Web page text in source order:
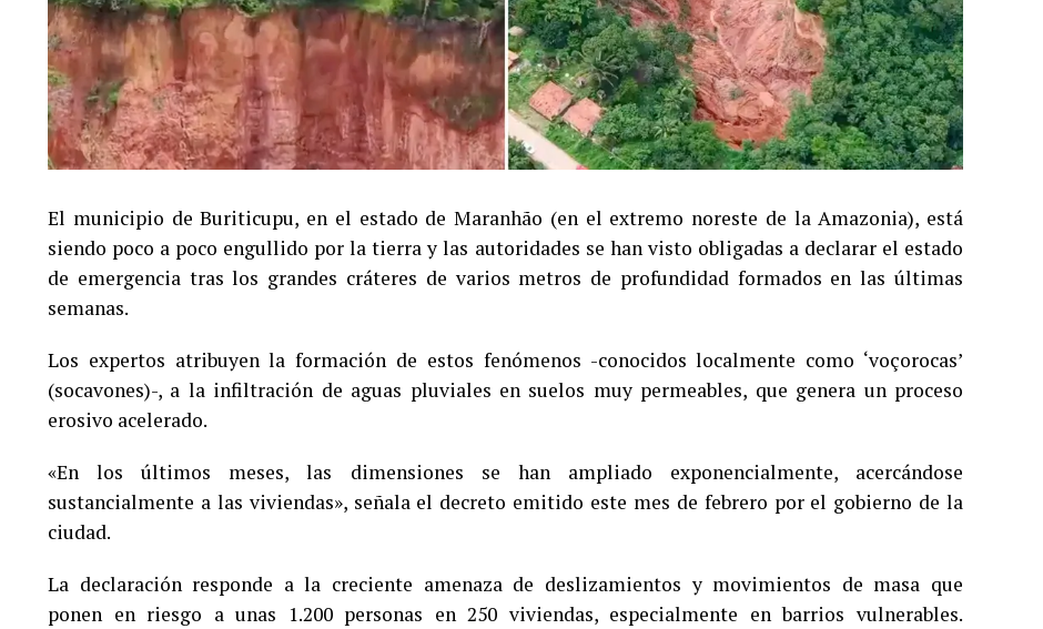
El municipio de Buriticupu, en el estado de Maranhão (en el extremo noreste de la Amazonia), está
siendo poco a poco engullido por la tierra y las autoridades se han visto obligadas a declarar el estado
de emergencia tras los grandes cráteres de varios metros de profundidad formados en las últimas
semanas.
Los expertos atribuyen la formación de estos fenómenos -conocidos localmente como ‘voçorocas’
(socavones)-, a la infiltración de aguas pluviales en suelos muy permeables, que genera un proceso
erosivo acelerado.
«En los últimos meses, las dimensiones se han ampliado exponencialmente, acercándose
sustancialmente a las viviendas», señala el decreto emitido este mes de febrero por el gobierno de la
ciudad.
La declaración responde a la creciente amenaza de deslizamientos y movimientos de masa que
ponen en riesgo a unas 1.200 personas en 250 viviendas, especialmente en barrios vulnerables.